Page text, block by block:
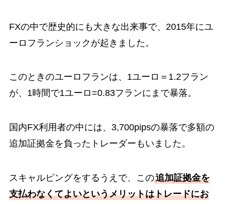
FXの中で歴史的にも大きな出来事で、2015年にユ
ーロフランショックが起きました。
このときのユーロフランは、1ユーロ＝1.2フラン
が、1時間で1ユーロ=0.83フランにまで暴落。
国内FX利用者の中には、3,700pipsの暴落で多額の
追加証拠金を負ったトレーダーもいました。
スキャルピングをするうえで、この追加証拠金を
支払わなくてよいというメリットはトレードにお